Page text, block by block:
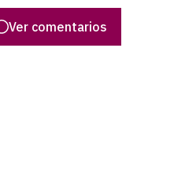
Ver comentarios